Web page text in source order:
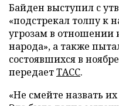
Байден выступил с
«подстрекал толпу к
угрозам в отношении
народа», а также
состоявшихся в
передаетТАСС.
«Не смейте назвать